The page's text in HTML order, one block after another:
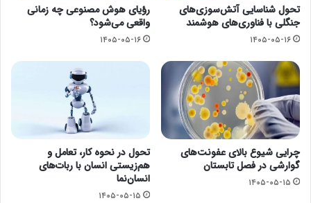
تحول شناسایی آتش‌سوزی‌های
جنگلی با فناوری‌های هوشمند
۱۴۰۵-۰۵-۱۶
رؤیای هوش مصنوعی چه زمانی
واقعی می‌شود؟
۱۴۰۵-۰۵-۱۶
چرایی شیوع بالای عفونت‌های
گوارشی در فصل تابستان
۱۴۰۵-۰۵-۱۵
تحول در نحوه کار، تعامل و
هم‌زیستی انسان با ربات‌های
انسان‌نما
۱۴۰۵-۰۵-۱۵